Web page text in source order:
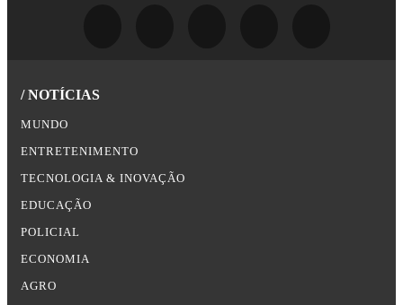
/ NOTÍCIAS
MUNDO
ENTRETENIMENTO
TECNOLOGIA & INOVAÇÃO
EDUCAÇÃO
POLICIAL
ECONOMIA
AGRO